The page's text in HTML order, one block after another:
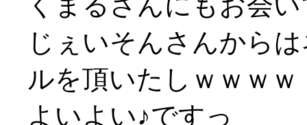
じぇいそんさんから
ルを頂いたしｗｗｗｗ
よいよい♪ですっ